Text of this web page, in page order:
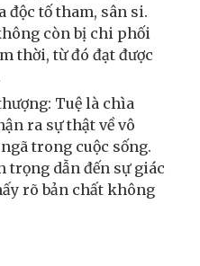
độc tố tham, sân si.
còn bị chi phối
thời, từ đó đạt được
Tuệ là chìa
ra sự thật về vô
trong cuộc sống.
trọng dẫn đến sự giác
rõ bản chất không